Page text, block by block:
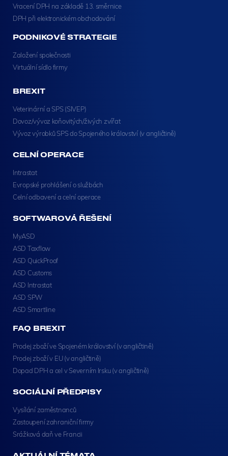
Vracení DPH na základě 13. směrnice
DPH při elektronickém obchodování
PODNIKOVÉ STRATEGIE
Založení společnosti
Virtuální sídlo firmy
BREXIT
Veterinární a SPS (SIVEP)
Dovoz/vývoz koňovitých/živých zvířat
Vývoz výrobků SPS do Spojeného království (v angličtině)
CELNÍ OPERACE
Intrastat
Evropské prohlášení o službách
Celní odbavení a celní operace
SOFTWAROVÁ ŘEŠENÍ
MyASD
ASD Taxflow
ASD QuickProof
ASD Customs
ASD Intrastat
ASD SPW
ASD Smartline
FAQ BREXIT
Prodej zboží ve Spojeném království (v angličtině)
Prodej zboží v EU (v angličtině)
Dopad DPH a cel v Severním Irsku (v angličtině)
SOCIÁLNÍ PŘEDPISY
Vysílání zaměstnanců
Zastoupení zahraniční firmy
Srážková daň ve Francii